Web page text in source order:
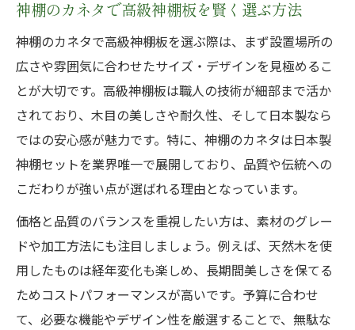
神棚のカネタで高級神棚板を賢く選ぶ方法
神棚のカネタで高級神棚板を選ぶ際は、まず設置場所の
広さや雰囲気に合わせたサイズ・デザインを見極めるこ
とが大切です。高級神棚板は職人の技術が細部まで活か
されており、木目の美しさや耐久性、そして日本製なら
ではの安心感が魅力です。特に、神棚のカネタは日本製
神棚セットを業界唯一で展開しており、品質や伝統への
こだわりが強い点が選ばれる理由となっています。
価格と品質のバランスを重視したい方は、素材のグレー
ドや加工方法にも注目しましょう。例えば、天然木を使
用したものは経年変化も楽しめ、長期間美しさを保てる
ためコストパフォーマンスが高いです。予算に合わせ
て、必要な機能やデザイン性を厳選することで、無駄な